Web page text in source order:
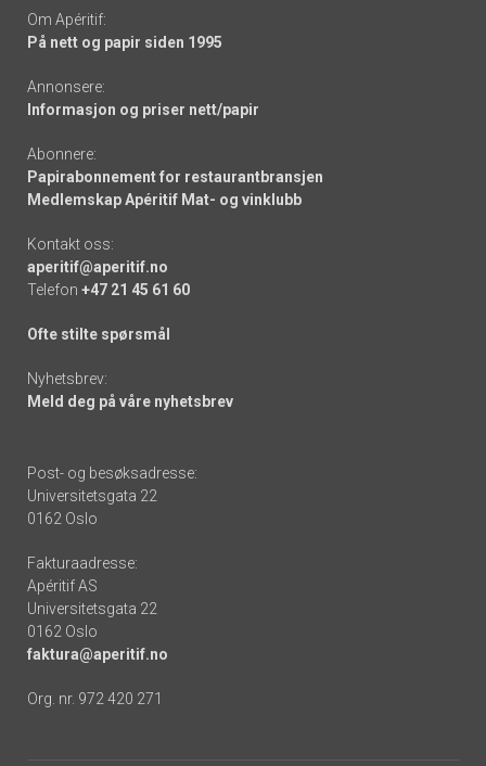
Om Apéritif:
På nett og papir siden 1995
Annonsere:
Informasjon og priser nett/papir
Abonnere:
Papirabonnement for restaurantbransjen
Medlemskap Apéritif Mat- og vinklubb
Kontakt oss:
aperitif@aperitif.no
Telefon +47 21 45 61 60
Ofte stilte spørsmål
Nyhetsbrev:
Meld deg på våre nyhetsbrev
Post- og besøksadresse:
Universitetsgata 22
0162 Oslo
Fakturaadresse:
Apéritif AS
Universitetsgata 22
0162 Oslo
faktura@aperitif.no
Org. nr. 972 420 271